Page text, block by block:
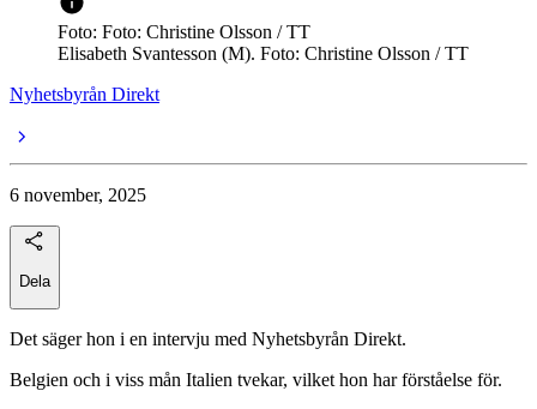
Foto: Foto: Christine Olsson / TT
Elisabeth Svantesson (M). Foto: Christine Olsson / TT
Nyhetsbyrån Direkt
6 november, 2025
Dela
Det säger hon i en intervju med Nyhetsbyrån Direkt.
Belgien och i viss mån Italien tvekar, vilket hon har förståelse för.